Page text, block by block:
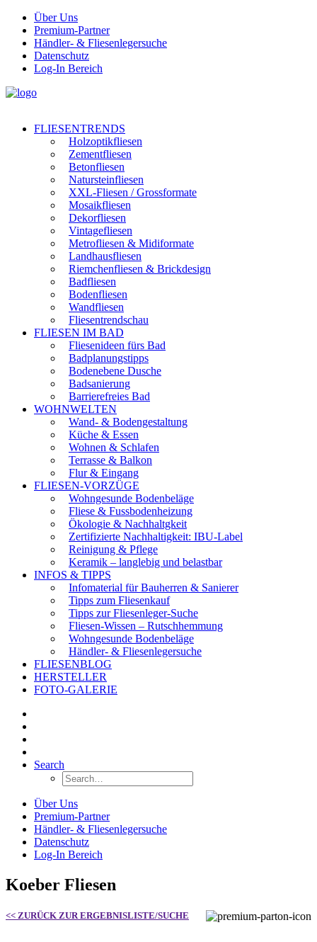
Über Uns
Premium-Partner
Händler- & Fliesenlegersuche
Datenschutz
Log-In Bereich
FLIESENTRENDS
Holzoptikfliesen
Zementfliesen
Betonfliesen
Natursteinfliesen
XXL-Fliesen / Grossformate
Mosaikfliesen
Dekorfliesen
Vintagefliesen
Metrofliesen & Midiformate
Landhausfliesen
Riemchenfliesen & Brickdesign
Badfliesen
Bodenfliesen
Wandfliesen
Fliesentrendschau
FLIESEN IM BAD
Fliesenideen fürs Bad
Badplanungstipps
Bodenebene Dusche
Badsanierung
Barrierefreies Bad
WOHNWELTEN
Wand- & Bodengestaltung
Küche & Essen
Wohnen & Schlafen
Terrasse & Balkon
Flur & Eingang
FLIESEN-VORZÜGE
Wohngesunde Bodenbeläge
Fliese & Fussbodenheizung
Ökologie & Nachhaltgkeit
Zertifizierte Nachhaltigkeit: IBU-Label
Reinigung & Pflege
Keramik – langlebig und belastbar
INFOS & TIPPS
Infomaterial für Bauherren & Sanierer
Tipps zum Fliesenkauf
Tipps zur Fliesenleger-Suche
Fliesen-Wissen – Rutschhemmung
Wohngesunde Bodenbeläge
Händler- & Fliesenlegersuche
FLIESENBLOG
HERSTELLER
FOTO-GALERIE
Search
Über Uns
Premium-Partner
Händler- & Fliesenlegersuche
Datenschutz
Log-In Bereich
Koeber Fliesen
<< ZURÜCK ZUR ERGEBNISLISTE/SUCHE